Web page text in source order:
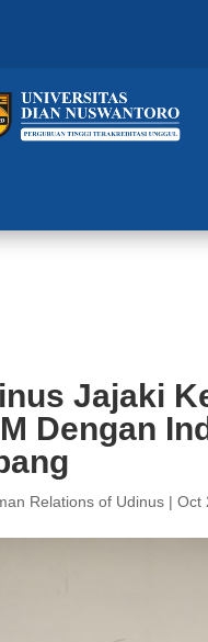
Jajaki
Dengan
Relations of Udinus |Oct